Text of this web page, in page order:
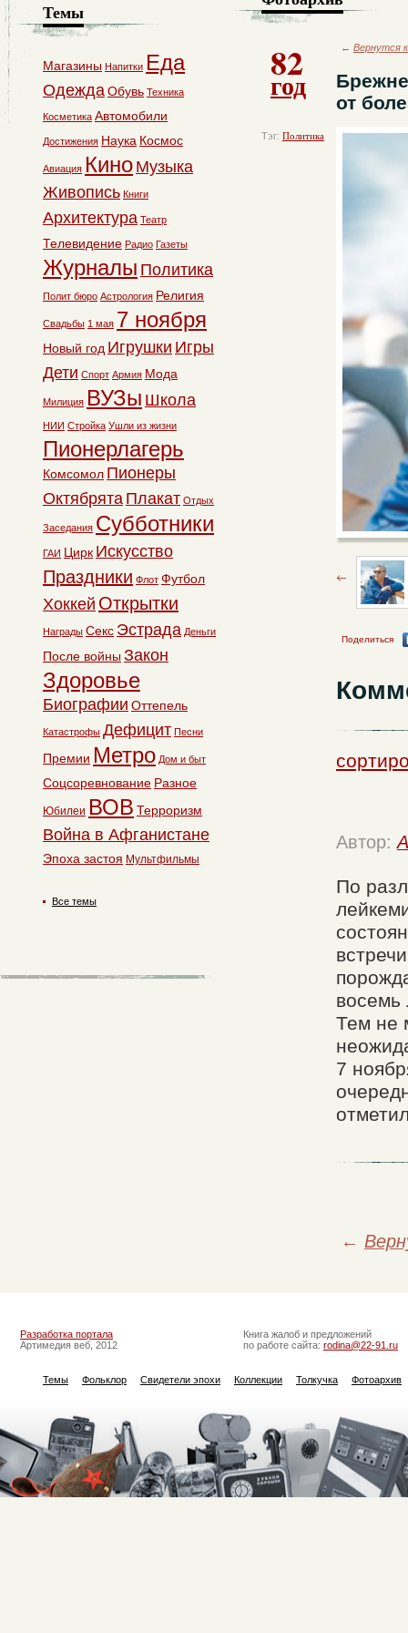
82
год
Тэг: Политика
← Вернутся
от
Поделиться
Автор:
По
восемь
Тем не
7
←
Темы
Магазины Напитки Еда
ОдеждаОбувь Техника
Косметика Автомобили
Достижения Наука Космос
Авиация Кино Музыка
Живопись Книги
Архитектура Театр
Телевидение Радио Газеты
Журналы Политика
Полит бюро Астрология Религия
Свадьбы 1 мая 7 ноября
Новый год Игрушки Игры
Дети Спорт Армия Мода
Милиция ВУЗы Школа
НИИ Стройка Ушли из жизни
Пионерлагерь
Комсомол Пионеры
Октябрята Плакат Отдых
Заседания Субботники
ГАИ Цирк Искусство
Праздники Флот Футбол
Хоккей Открытки
Награды Секс Эстрада Деньги
После войны Закон
Здоровье
Биографии Оттепель
Катастрофы Дефицит Песни
Премии Метро Дом и быт
Соцсоревнование Разное
Юбилеи ВОВ Терроризм
Война в Афганистане
Эпоха застоя Мультфильмы
Все темы
Разработка портала
Артимедия веб, 2012
Книга жалоб и предложений
по работе сайта: rodina@22-91.ru
Темы Фольклор Свидетели эпохи Коллекции Толкучка Фотоархив